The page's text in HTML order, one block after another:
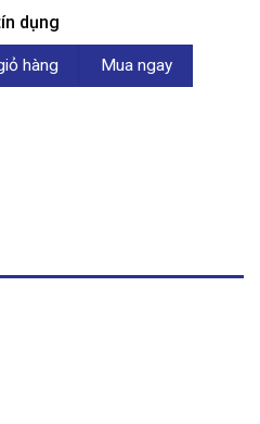
dụng
BTU 18TSJIVND số lượng
hàng Mua ngay